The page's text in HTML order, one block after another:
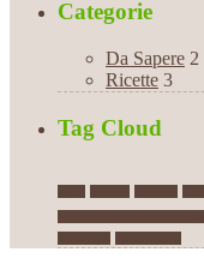
Categorie
Da Sapere 2
Ricette 3
Tag Cloud